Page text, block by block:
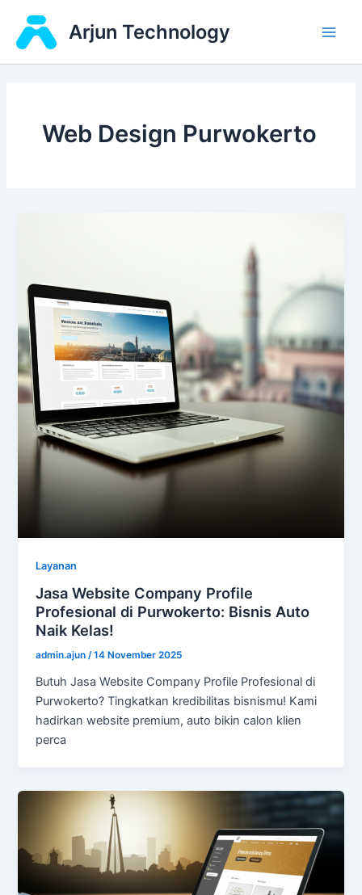
content
Arjun Technology
Web Design Purwokerto
Layanan
Jasa Website Company Profile
Profesional di Purwokerto: Bisnis Auto
Naik Kelas!
admin.ajun/14 November 2025
Butuh Jasa Website Company Profile Profesional di
Purwokerto? Tingkatkan kredibilitas bisnismu! Kami
hadirkan website premium, auto bikin calon klien
perca